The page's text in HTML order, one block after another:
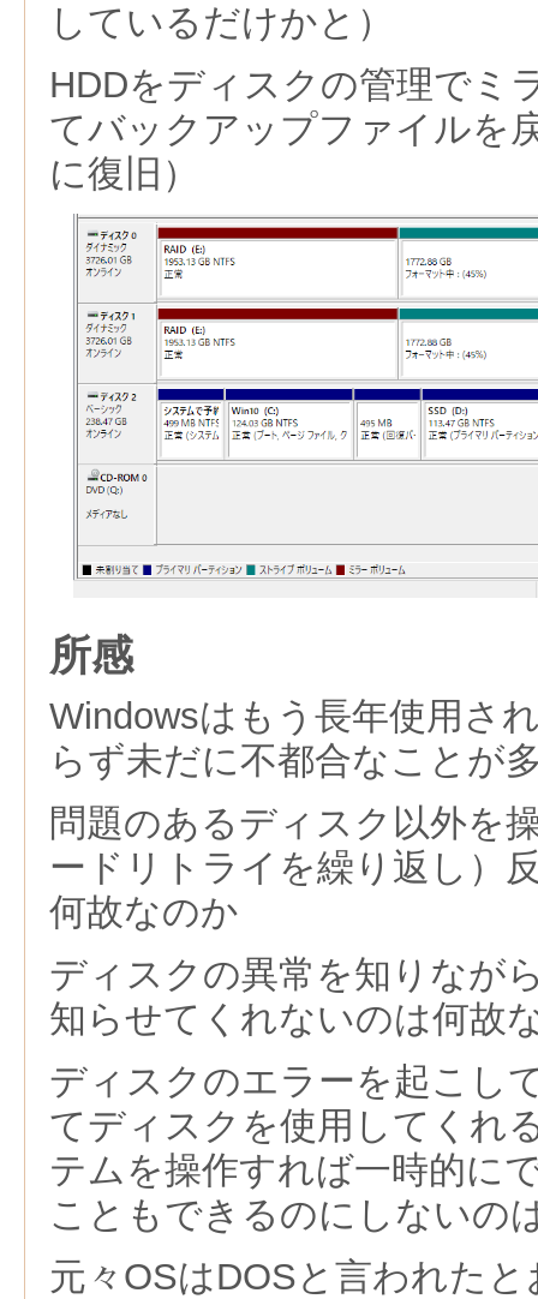
しているだけかと）
HDDをディスクの管理でミ
てバックアップファイルを
に復旧）
所感
Windowsはもう長年使用さ
らず未だに不都合なことが
問題のあるディスク以外を
ードリトライを繰り返し）
何故なのか
ディスクの異常を知りなが
知らせてくれないのは何故
ディスクのエラーを起こし
てディスクを使用してくれ
テムを操作すれば一時的に
こともできるのにしないの
元々OSはDOSと言われた